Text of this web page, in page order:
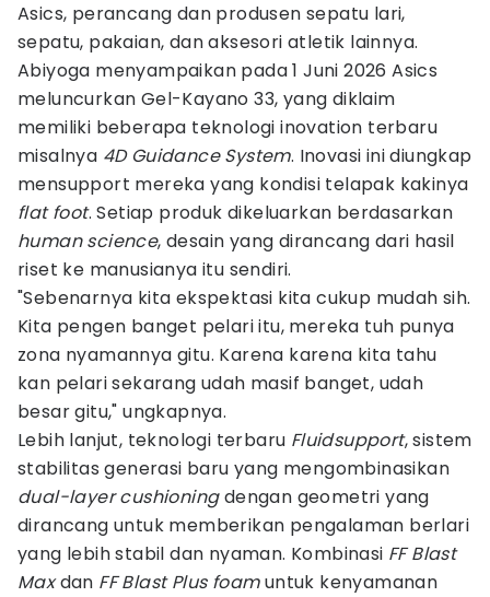
Asics, perancang dan produsen sepatu lari,
sepatu, pakaian, dan aksesori atletik lainnya.
Abiyoga menyampaikan pada 1 Juni 2026 Asics
meluncurkan Gel-Kayano 33, yang diklaim
memiliki beberapa teknologi inovation terbaru
misalnya 4D Guidance System. Inovasi ini diungkap
mensupport mereka yang kondisi telapak kakinya
flat foot. Setiap produk dikeluarkan berdasarkan
human science, desain yang dirancang dari hasil
riset ke manusianya itu sendiri.
"Sebenarnya kita ekspektasi kita cukup mudah sih.
Kita pengen banget pelari itu, mereka tuh punya
zona nyamannya gitu. Karena karena kita tahu
kan pelari sekarang udah masif banget, udah
besar gitu," ungkapnya.
Lebih lanjut, teknologi terbaru Fluidsupport, sistem
stabilitas generasi baru yang mengombinasikan
dual-layer cushioningdengan geometri yang
dirancang untuk memberikan pengalaman berlari
yang lebih stabil dan nyaman. Kombinasi FF Blast
Maxdan FF Blast Plus foamuntuk kenyamanan